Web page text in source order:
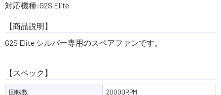
対応機種:G2S Elite
【商品説明】
G2S Elite シルバー専用のスペアファンです。
【スペック】
回転数
20000RPM